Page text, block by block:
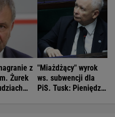
z
Żurek
"Miażdżący" wyrok
ws. subwencji dla
PiS. Tusk: Pieniędzy